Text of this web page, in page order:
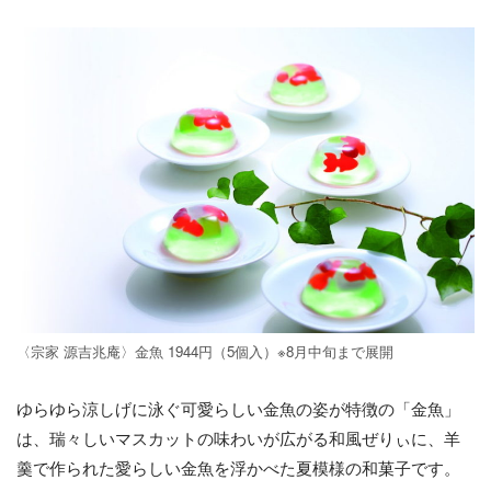
〈宗家 源吉兆庵〉金魚 1944円（5個入）※8月中旬まで展開
ゆらゆら涼しげに泳ぐ可愛らしい金魚の姿が特徴の「金魚」
は、瑞々しいマスカットの味わいが広がる和風ぜりぃに、羊
羹で作られた愛らしい金魚を浮かべた夏模様の和菓子です。